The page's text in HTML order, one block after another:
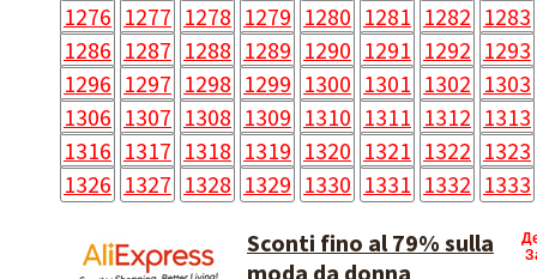
1276 1277 1278 1279 1280 1281 1282 1283
1286 1287 1288 1289 1290 1291 1292 1293
1296 1297 1298 1299 1300 1301 1302 1303
1306 1307 1308 1309 1310 1311 1312 1313
1316 1317 1318 1319 1320 1321 1322 1323
1326 1327 1328 1329 1330 1331 1332 1333
Sconti fino al 79% sulla
moda da donna